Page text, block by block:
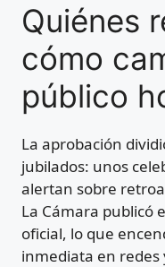
Quiénes
cómo
público
La aprobación
jubilados: unos
alertan sobre
La Cámara publicó
oficial, lo que
inmediata en redes